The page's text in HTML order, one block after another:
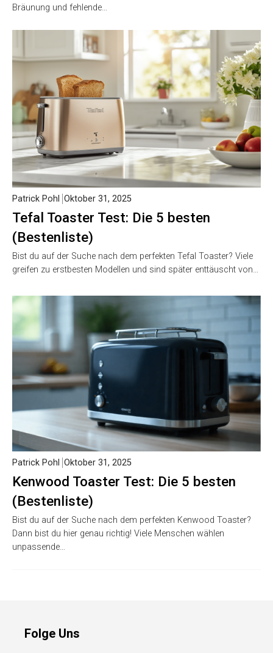
Bräunung und fehlende…
Tefal Toaster Test: Die 5 besten
(Bestenliste)
Patrick Pohl Oktober 31, 2025
Bist du auf der Suche nach dem perfekten Tefal Toaster? Viele
greifen zu erstbesten Modellen und sind später enttäuscht von…
Kenwood Toaster Test: Die 5 besten
(Bestenliste)
Patrick Pohl Oktober 31, 2025
Bist du auf der Suche nach dem perfekten Kenwood Toaster?
Dann bist du hier genau richtig! Viele Menschen wählen
unpassende…
Folge Uns